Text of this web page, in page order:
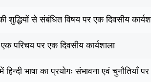
शुद्धियों से संबंधित विषय पर एक दिवसीय
एक परिचय पर एक दिवसीय कार्यशाला
में हिन्दी भाषा का प्रयोगः संभावना एवं चुनौतियाँ पर